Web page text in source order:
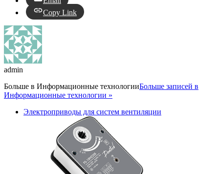
Copy Link
admin
Больше в Информационные технологииБольше записей в
Информационные технологии »
Электроприводы для систем вентиляции